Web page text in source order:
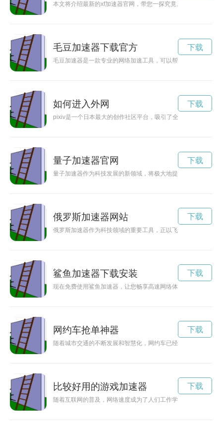
本文将介绍最新的xf加速器官网，带您一探究竟。
毛豆加速器下载官方
毛豆加速器是一款专业的网络加速工具，可以帮助用户解决网
下载
如何进入外网
pixiv是一个日本最大的创作社区平台，吸引了全球大量的画师
下载
量子加速器官网
量子加速器作为科技发展的新领域，将极大地提高加速器的效
下载
俄罗斯加速器网站
俄罗斯加速器作为科技领域的重要工具，正以飞快的速度推动
下载
鲨鱼加速器下载安装
现在免费使用鲨鱼加速器，让您畅享高速网络体验，轻松解决
下载
网约车抢单神器
随着城市交通的不断发展和智慧化，网约车已经成为人们出行
下载
比较好用的游戏加速器
随着互联网的普及，网络速度成为了人们工作学习中不可或缺
下载